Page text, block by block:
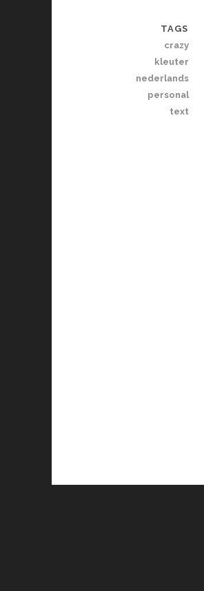
TAGS
crazy
kleuter
nederlands
personal
text